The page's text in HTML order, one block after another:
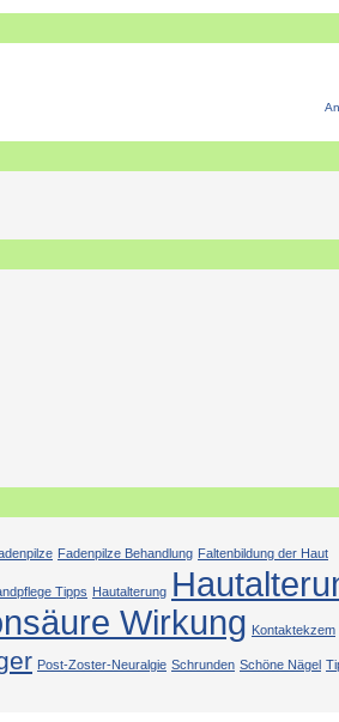
Fadenpilze Behandlung Faltenbildung der Haut
Tipps Hautalterung
Wirkung Kontaktekzem
Post-Zoster-Neuralgie Schrunden Schöne Nägel